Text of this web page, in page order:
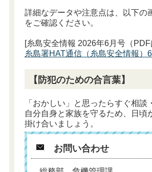
詳細なデータや注意点は、以下の
をご確認ください。
[糸島安全情報 2026年6月号（
糸島署HAT通信（糸島安全情報）
【防犯のための合言葉】
「おかしい」と思ったらすぐ相談
自分自身と家族を守るため、日頃
掛け合いましょう。
お問い合わせ